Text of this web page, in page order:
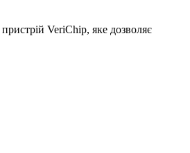
VeriChip, яке дозволяє